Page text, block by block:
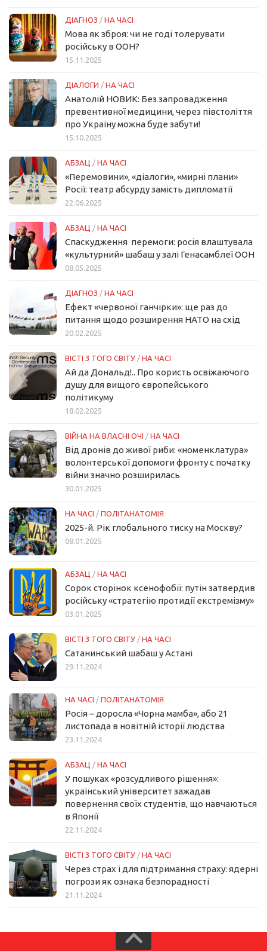
ДІАГНОЗ / НА ЧАСІ
Мова як зброя: чи не годі толерувати
російську в ООН?
15.11.2025
ДІАЛОГИ / НА ЧАСІ
Анатолій НОВИК: Без запровадження
превентивної медицини, через півстоліття
про Україну можна буде забути!
15.10.2025
АБЗАЦ / НА ЧАСІ
«Перемовини», «діалоги», «мирні плани»
Росії: театр абсурду замість дипломатії
22.06.2025
АБЗАЦ / НА ЧАСІ
Спаскудження перемоги: росія влаштувала
«культурний» шабаш у залі Генасамблеї ООН
08.05.2025
ДІАГНОЗ / НА ЧАСІ
Ефект «червоної ганчірки»: ще раз до
питання щодо розширення НАТО на схід
20.02.2025
ВІСТІ З ТОГО СВІТУ / НА ЧАСІ
Ай да Дональд!.. Про користь освіжаючого
душу для вищого європейського
політикуму
18.02.2025
ВІЙНА НА ВЛАСНІ ОЧІ / НА ЧАСІ
Від дронів до живої риби: «номенклатура»
волонтерської допомоги фронту с початку
війни значно розширилась
30.01.2025
НА ЧАСІ / ПОЛІТАНАТОМІЯ
2025-й. Рік глобального тиску на Москву?
08.01.2025
АБЗАЦ / НА ЧАСІ
Сорок сторінок ксенофобії: путін затвердив
російську «стратегію протидії екстремізму»
03.01.2025
ВІСТІ З ТОГО СВІТУ / НА ЧАСІ
Сатанинський шабаш у Астані
29.11.2024
НА ЧАСІ / ПОЛІТАНАТОМІЯ
Росія – доросла «Чорна мамба», або 21
листопада в новітній історії людства
23.11.2024
АБЗАЦ / НА ЧАСІ
У пошуках «розсудливого рішення»:
український університет зажадав
повернення своїх студентів, що навчаються
в Японії
22.11.2024
ВІСТІ З ТОГО СВІТУ / НА ЧАСІ
Через страх і для підтримання страху: ядерні
погрози як ознака безпорадності
21.11.2024